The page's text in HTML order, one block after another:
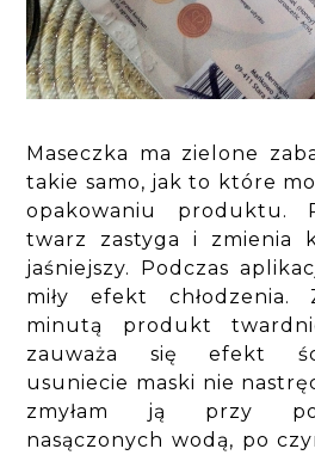
Maseczka ma zielone
takie samo, jak to które
opakowaniu produktu.
twarz zastyga i zmienia
jaśniejszy. Podczas
miły efekt chłodzenia.
minutą produkt
zauważa się efekt
usuniecie maski nie
zmyłam ją przy
nasączonych wodą, po